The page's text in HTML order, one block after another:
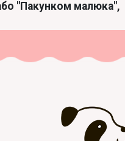
"Пакунком малюка",